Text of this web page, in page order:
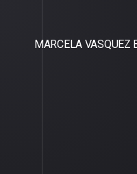
MARCELA VASQUEZ